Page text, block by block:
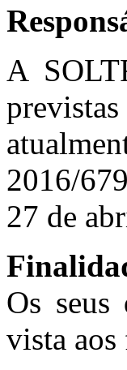
A
2016/
27 de
Os seus
vista